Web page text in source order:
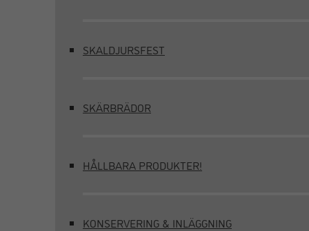
SKALDJURSFEST
SKÄRBRÄDOR
HÅLLBARA PRODUKTER!
KONSERVERING & INLÄGGNING